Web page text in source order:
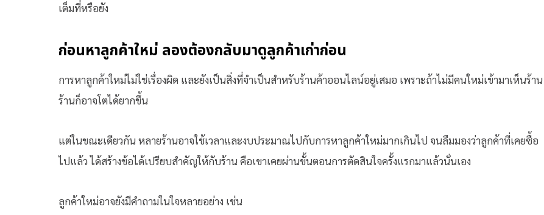
เต็มที่หรือยัง
ก่อนหาลูกค้าใหม่ ลองต้องกลับมาดูลูกค้าเก่าก่อน
การหาลูกค้าใหม่ไม่ใช่เรื่องผิด และยังเป็นสิ่งที่จำเป็นสำหรับร้านค้าออนไลน์อยู่เสมอ เพราะถ้าไม่มีคนใหม่เข้ามาเห็นร้าน
ร้านก็อาจโตได้ยากขึ้น
แต่ในขณะเดียวกัน หลายร้านอาจใช้เวลาและงบประมาณไปกับการหาลูกค้าใหม่มากเกินไป จนลืมมองว่าลูกค้าที่เคยซื้อ
ไปแล้ว ได้สร้างข้อได้เปรียบสำคัญให้กับร้าน คือเขาเคยผ่านขั้นตอนการตัดสินใจครั้งแรกมาแล้วนั่นเอง
ลูกค้าใหม่อาจยังมีคำถามในใจหลายอย่าง เช่น